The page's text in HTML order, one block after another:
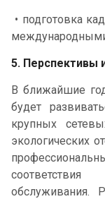
• подготовка
5. Перспективы
В ближайшие
будет
крупных
экологических
обслуживания.